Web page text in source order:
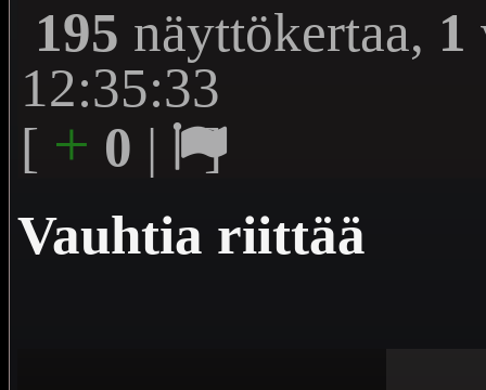
195 näyttökertaa, 1
12:35:33
[ + 0 | ]
Vauhtia riittää